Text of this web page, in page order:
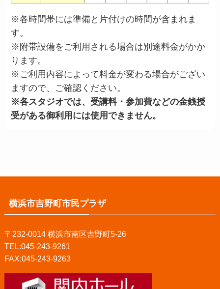
※各時間帯には準備と片付けの時間が含まれま
す。
※附帯設備をご利用される場合は別途料金がかか
ります。
※ご利用内容によって料金が変わる場合がござい
ますので、ご確認ください。
※各スタジオでは、受講料・参加費などの金銭授
受がある御利用には使用できません。
横浜市吉野町市民プラザ
〒232-0014 横浜市南区吉野町5-26
TEL:045-243-9261
FAX:045-243-9263